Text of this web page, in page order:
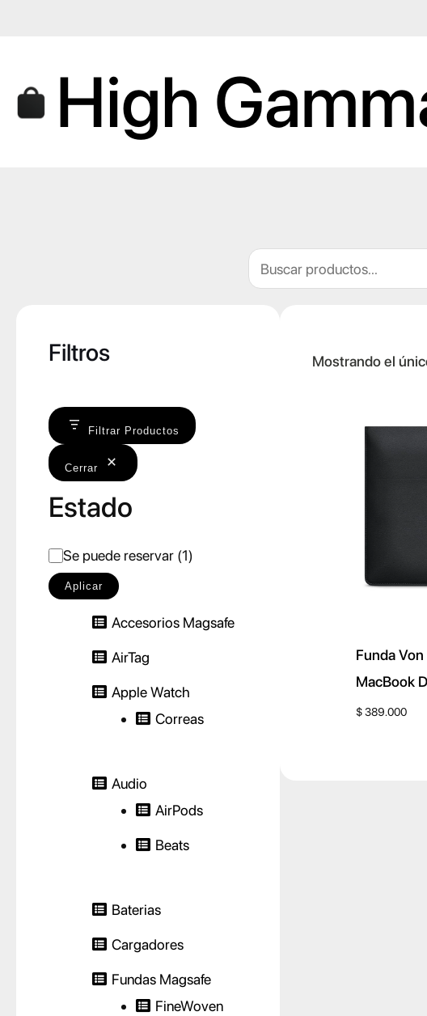
High
Filtros
Filtrar Productos
Cerrar
Estado
E
s
Se puede reservar (1)
Aplicar
Accesorios Magsafe
AirTag
Apple Watch
Correas
Audio
AirPods
Beats
Baterias
Cargadores
Fundas Magsafe
FineWoven
Mostrando el
Funda
MacBook
$389.000